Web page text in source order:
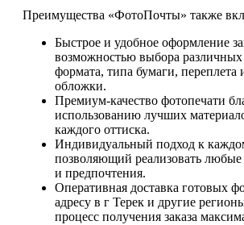
Преимущества «ФотоПочты» также
Быстрое и удобное оформление
возможностью выбора различных
формата, типа бумаги, переплета
обложки.
Премиум-качество фотопечати
использованию лучших
каждого оттиска.
Индивидуальный подход к
позволяющий реализовать любые
и предпочтения.
Оперативная доставка готовых
адресу в г Терек и другие
процесс получения заказа